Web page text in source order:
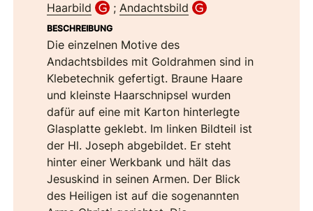
Haarbild ; Andachtsbild
BESCHREIBUNG
Die einzelnen Motive des
Andachtsbildes mit Goldrahmen sind in
Klebetechnik gefertigt. Braune Haare
und kleinste Haarschnipsel wurden
dafür auf eine mit Karton hinterlegte
Glasplatte geklebt. Im linken Bildteil ist
der Hl. Joseph abgebildet. Er steht
hinter einer Werkbank und hält das
Jesuskind in seinen Armen. Der Blick
des Heiligen ist auf die sogenannten